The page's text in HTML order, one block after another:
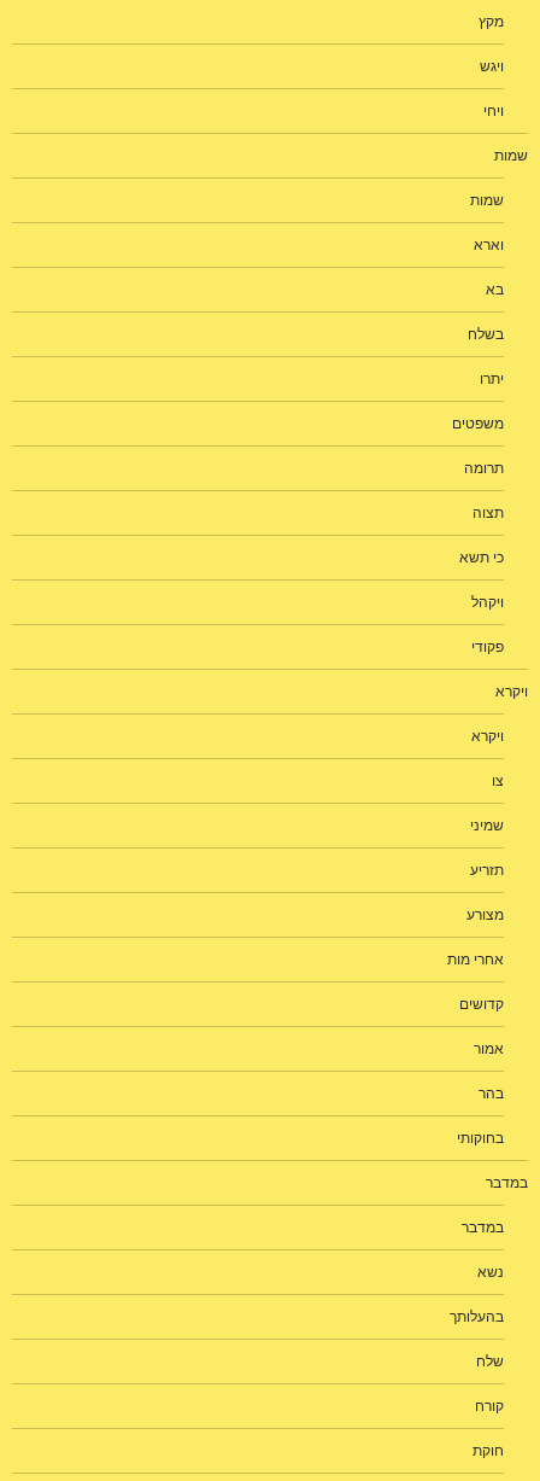
מקץ
ויגש
ויחי
שמות
שמות
וארא
בא
בשלח
יתרו
משפטים
תרומה
תצוה
כי תשא
ויקהל
פקודי
ויקרא
ויקרא
צו
שמיני
תזריע
מצורע
אחרי מות
קדושים
אמור
בהר
בחוקותי
במדבר
במדבר
נשא
בהעלותך
שלח
קורח
חוקת